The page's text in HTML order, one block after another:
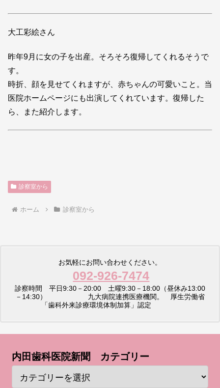
大工彩絵さん
昨年9月に女の子を出産。そろそろ復帰してくれるそうで
す。
時折、顔を見せてくれますが、赤ちゃんの可愛いこと。当
医院ホームページにも出演してくれています。復帰した
ら、また紹介します。
診察室から
ホーム 診察室から
お気軽にお問い合わせください。
092-926-7474
診察時間 平日9:30－20:00 土曜9:30－18:00（昼休み13:00
－14:30） 九大病院連携医療機関。 厚生労働省
「歯科外来診療環境体制加算」認定
内田歯科医院新聞 カテゴリー